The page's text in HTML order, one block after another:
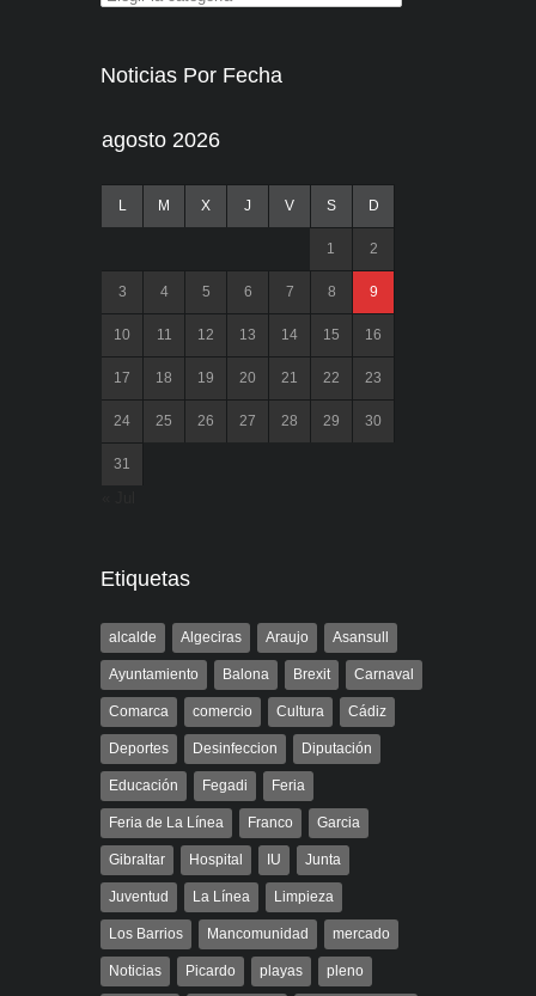
Noticias Por Fecha
agosto 2026
L M X J V S D
1 2
3 4 5 6 7 8 9
10 11 12 13 14 15 16
17 18 19 20 21 22 23
24 25 26 27 28 29 30
31
Etiquetas
alcalde Algeciras Araujo Asansull
Ayuntamiento Balona Brexit Carnaval
Comarca comercio Cultura Cádiz
Deportes Desinfeccion Diputación
Educación Fegadi Feria
Feria de La Línea Franco Garcia
Gibraltar Hospital IU Junta
Juventud La Línea Limpieza
Los Barrios Mancomunidad mercado
Noticias Picardo playas pleno